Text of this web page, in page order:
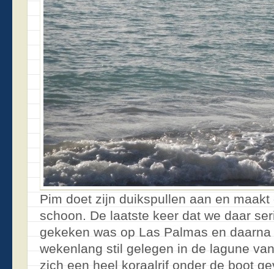
Pim doet zijn duikspullen aan en
schoon. De laatste keer dat we daar
gekeken was op Las Palmas en
wekenlang stil gelegen in de lagune
zich een heel koraalrif onder de boot